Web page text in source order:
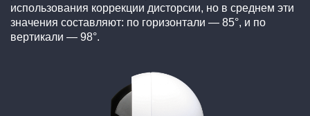
использования коррекции дисторсии, но в среднем эти
значения составляют: по горизонтали — 85°, и по
вертикали — 98°.